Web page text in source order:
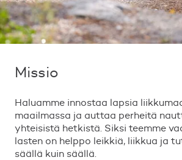
Missio
Haluamme innostaa lapsia
maailmassa ja auttaa perheitä
yhteisistä hetkistä. Siksi teemme
lasten on helppo leikkiä, liikkua ja
säällä kuin säällä.